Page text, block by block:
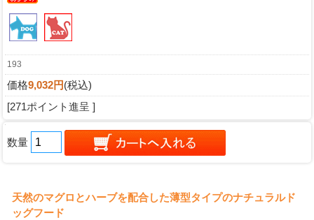
193
価格9,032円(税込)
[271ポイント進呈 ]
数量
天然のマグロとハーブを配合した薄型タイプのナチュラルド
ッグフード